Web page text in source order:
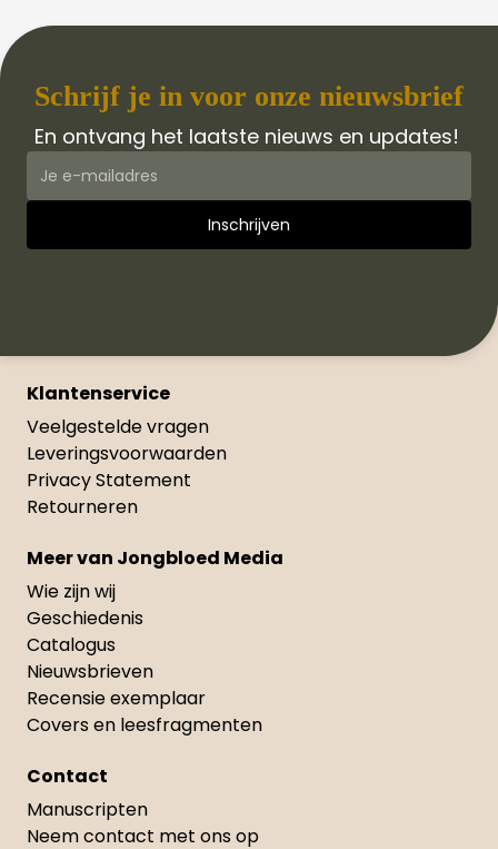
Schrijf je in voor onze nieuwsbrief
En ontvang het laatste nieuws en updates!
Klantenservice
Veelgestelde vragen
Leveringsvoorwaarden
Privacy Statement
Retourneren
Meer van Jongbloed Media
Wie zijn wij
Geschiedenis
Catalogus
Nieuwsbrieven
Recensie exemplaar
Covers en leesfragmenten
Contact
Manuscripten
Neem contact met ons op